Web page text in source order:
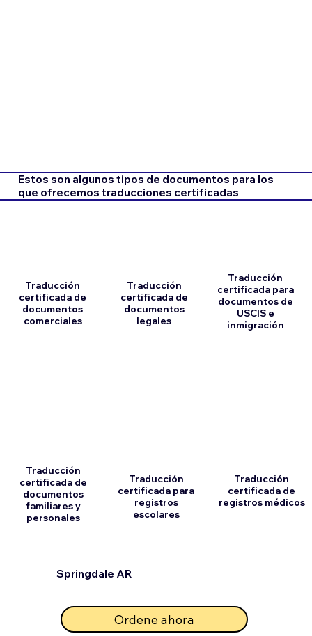
Estos son algunos tipos de documentos para los
que ofrecemos traducciones certificadas
Springdale AR
Traducción
certificada de
documentos
comerciales
Traducción
certificada de
documentos
familiares y
personales
Traducción
certificada de
documentos
legales
Traducción
certificada para
registros
escolares
Ordene ahora
Traducción
certificada para
documentos de
USCIS e
inmigración
Traducción
certificada de
registros médicos